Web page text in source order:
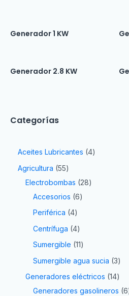
Categorías
Aceites Lubricantes 4
Agricultura 55
Electrobombas
28
Accesorios 6
Periférica 4
Centrífuga 4
Sumergible 11
Sumergible agua sucia 3
Generadores eléctricos 14
Generadores gasolineros 6
Generador 1 KW
Generador 2.8 KW